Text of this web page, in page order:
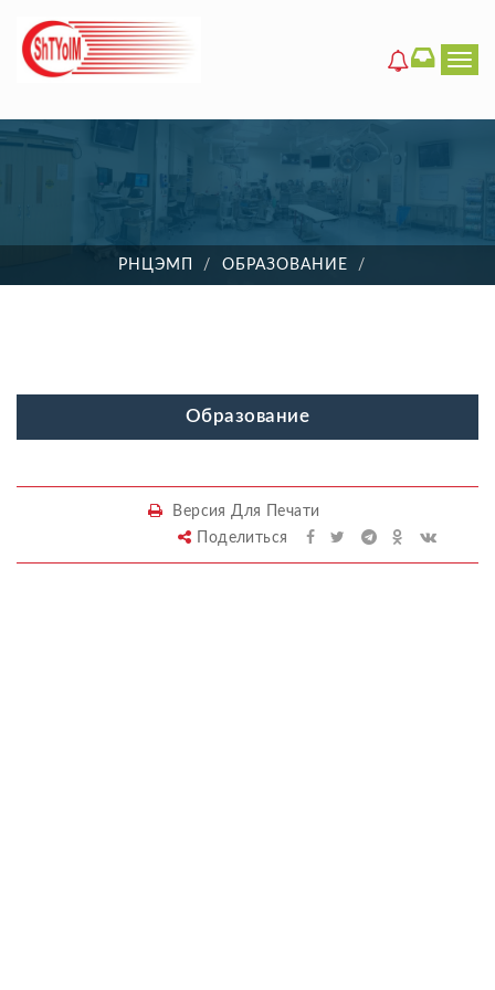
РНЦЭМП ОБРАЗОВАНИЕ
Образование
Версия Для Печати
Поделиться